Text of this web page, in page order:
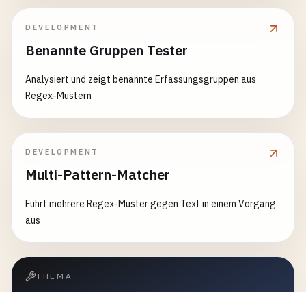
DEVELOPMENT
Benannte Gruppen Tester
Analysiert und zeigt benannte Erfassungsgruppen aus
Regex-Mustern
DEVELOPMENT
Multi-Pattern-Matcher
Führt mehrere Regex-Muster gegen Text in einem Vorgang
aus
THEMA